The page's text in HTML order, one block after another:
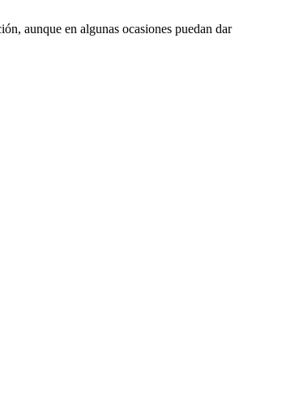
aunque en algunas ocasiones puedan dar